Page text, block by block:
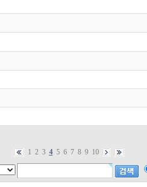
1 2 3 4 5 6 7 8 9 10